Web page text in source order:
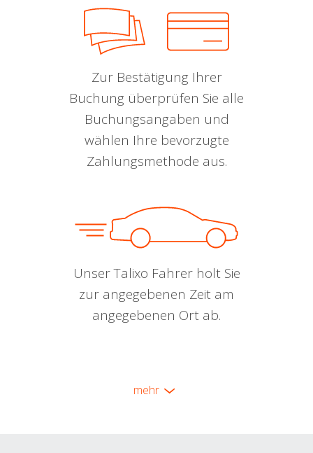
Zur Bestätigung Ihrer
Buchung überprüfen Sie alle
Buchungsangaben und
wählen Ihre bevorzugte
Zahlungsmethode aus.
Unser Talixo Fahrer holt Sie
zur angegebenen Zeit am
angegebenen Ort ab.
mehr